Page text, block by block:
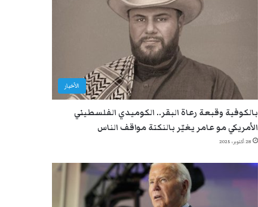
الأخبار
بالكوفية وقبعة رعاة البقر.. الكوميدي الفلسطيني
الأمريكي مو عامر يغيّر بالنكتة مواقف الناس
28 أكتوبر، 2025